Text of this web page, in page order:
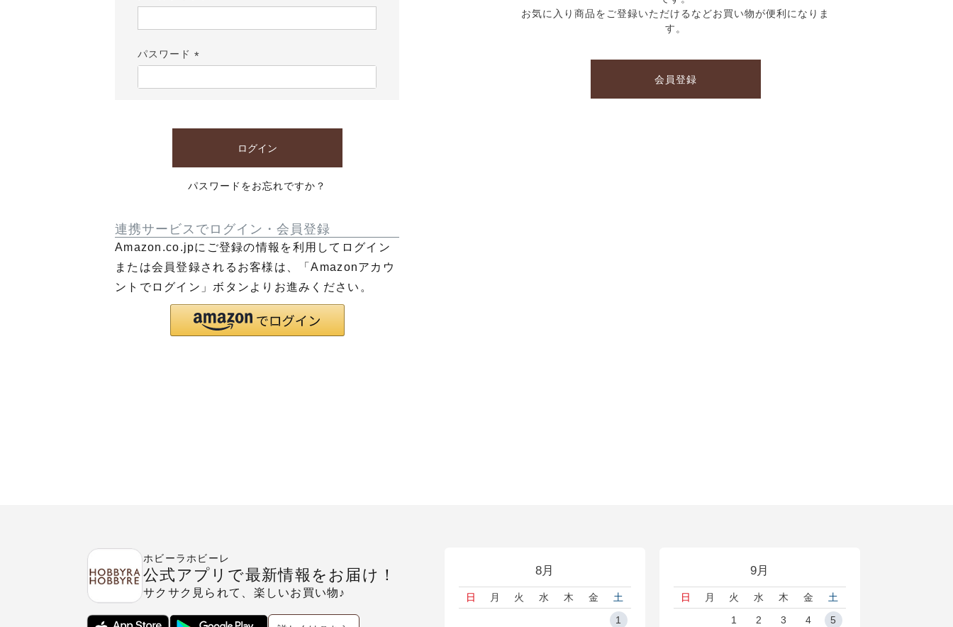
須)
パスワード
須)
ログイン
パスワードをお忘れですか？
連携サービスでログイン・会員登録
Amazon.co.jpにご登録の情報を利用してログイン
または会員登録されるお客様は、「Amazonアカウ
ントでログイン」ボタンよりお進みください。
お気に入り商品をご登録いただけるなどお買い物が便利になりま
す。
会員登録
8月
日 月 火 水 木 金
土
1
9月
日 月 火 水 木 金
土
1
2 3 4 5
ホビーラホビーレ
公式アプリで最新情報をお届け！
サクサク見られて、楽しいお買い物♪